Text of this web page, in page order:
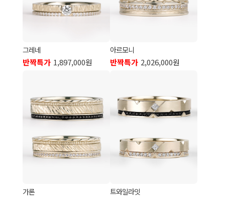
그레네
반짝특가 1,897,000원
아르모니
반짝특가 2,026,000원
가론 트와일라잇